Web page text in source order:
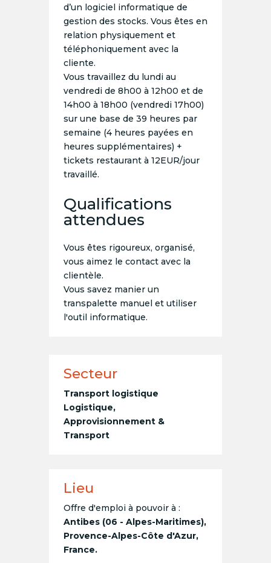
d’un logiciel informatique de
gestion des stocks. Vous êtes en
relation physiquement et
téléphoniquement avec la
cliente.
Vous travaillez du lundi au
vendredi de 8h00 à 12h00 et de
14h00 à 18h00 (vendredi 17h00)
sur une base de 39 heures par
semaine (4 heures payées en
heures supplémentaires) +
tickets restaurant à 12EUR/jour
travaillé.
Qualifications
attendues
Vous êtes rigoureux, organisé,
vous aimez le contact avec la
clientèle.
Vous savez manier un
transpalette manuel et utiliser
l'outil informatique.
Secteur
Transport logistique
Logistique,
Approvisionnement &
Transport
Lieu
Offre d'emploi à pouvoir à :
Antibes (06 - Alpes-Maritimes),
Provence-Alpes-Côte d'Azur,
France.